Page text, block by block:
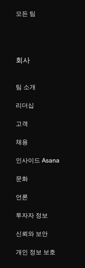
모든 팀
회사
팀 소개
리더십
고객
채용
인사이드 Asana
문화
언론
투자자 정보
신뢰와 보안
개인 정보 보호